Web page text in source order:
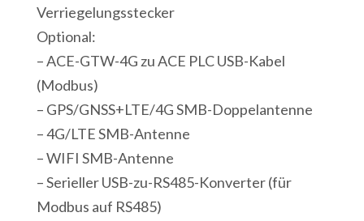
Verriegelungsstecker
Optional:
– ACE-GTW-4G zu ACE PLC USB-Kabel
(Modbus)
– GPS/GNSS+LTE/4G SMB-Doppelantenne
– 4G/LTE SMB-Antenne
– WIFI SMB-Antenne
– Serieller USB-zu-RS485-Konverter (für
Modbus auf RS485)